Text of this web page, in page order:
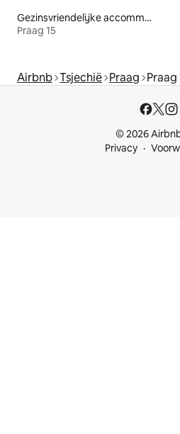
Gezinsvriendelijke accommodaties
Praag 15
Airbnb Tsjechië Praag Praag
© 2026
Privacy